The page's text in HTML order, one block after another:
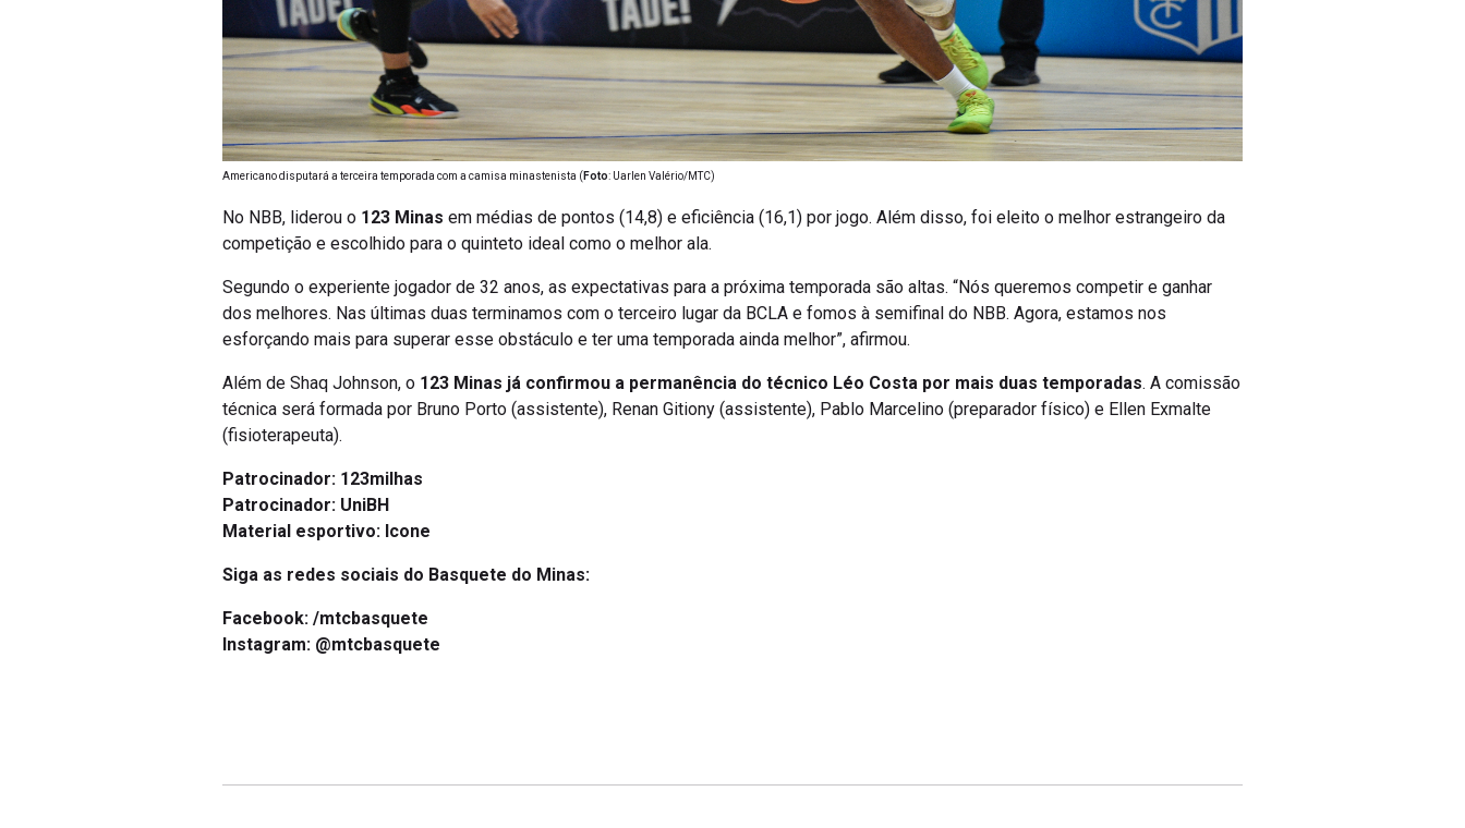
Americano disputará a terceira temporada com a camisa minastenista (Foto: Uarlen Valério/MTC)
No NBB, liderou o 123 Minas em médias de pontos (14,8) e eficiência (16,1) por jogo. Além disso, foi eleito o melhor estrangeiro da
competição e escolhido para o quinteto ideal como o melhor ala.
Segundo o experiente jogador de 32 anos, as expectativas para a próxima temporada são altas. “Nós queremos competir e ganhar
dos melhores. Nas últimas duas terminamos com o terceiro lugar da BCLA e fomos à semifinal do NBB. Agora, estamos nos
esforçando mais para superar esse obstáculo e ter uma temporada ainda melhor”, afirmou.
Além de Shaq Johnson, o 123 Minas já confirmou a permanência do técnico Léo Costa por mais duas temporadas . A comissão
técnica será formada por Bruno Porto (assistente), Renan Gitiony (assistente), Pablo Marcelino (preparador físico) e Ellen Exmalte
(fisioterapeuta).
Patrocinador: 123milhas
Patrocinador: UniBH
Material esportivo: Icone
Siga as redes sociais do Basquete do Minas:
Facebook: /mtcbasquete
Instagram: @mtcbasquete